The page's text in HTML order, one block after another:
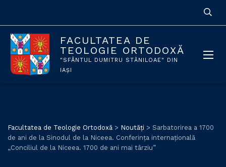
FACULTATEA DE
TEOLOGIE ORTODOXĂ
"SFÂNTUL DUMITRU STĂNILOAE" DIN
IAȘI
Facultatea de Teologie Ortodoxă > Noutăți > Sarbatorirea a 1700
de ani de la Sinodul de la Niceea. Conferinţa internațională
„Conciliul de la Niceea. 1700 de ani mai târziu”